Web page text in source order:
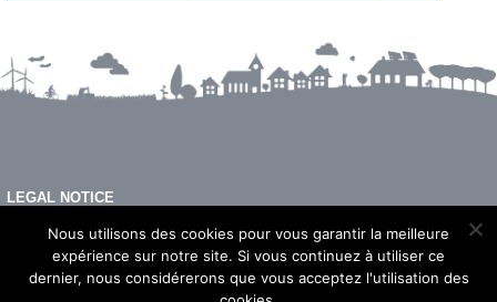
LEGAL NOTICE
Nous utilisons des cookies pour vous garantir la meilleure
expérience sur notre site. Si vous continuez à utiliser ce
dernier, nous considérerons que vous acceptez l'utilisation des